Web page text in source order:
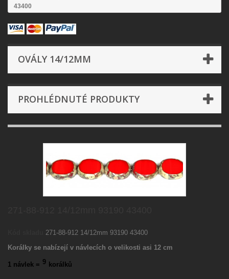
43400
OVÁLY 14/12MM
PROHLÉDNUTÉ PRODUKTY
271-88-912 14/12mm 93190 43400
Korálky se nabízejí v návlecích o velikosti asi 12 cm
1 návlek = 9 korálků